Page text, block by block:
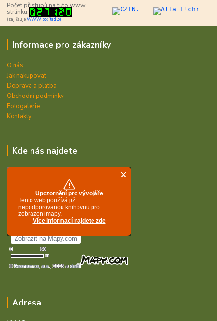
Počet přístupů na tuto www
stránku:
(zajišťujeWWW počítadlo)
Informace pro zákazníky
O nás
Jak nakupovat
Doprava a platba
Obchodní podmínky
Fotogalerie
Kontakty
Kde nás najdete
Adresa